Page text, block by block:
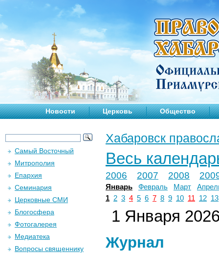
Новости Церковь Общество
Хабаровск
Весь
2006 2007 2008
Январь Февраль Март
1 2 3 4 5 6 7 8 9 10 11 12 13
1 Января
Журнал
Самый Восточный
Митрополия
Епархия
Семинария
Церковные СМИ
Блогосфера
Фотогалерея
Медиатека
Вопросы священнику